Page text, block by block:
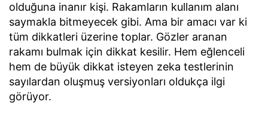
olduğuna inanır kişi. Rakamların kullanım alanı
saymakla bitmeyecek gibi. Ama bir amacı var ki
tüm dikkatleri üzerine toplar. Gözler aranan
rakamı bulmak için dikkat kesilir. Hem eğlenceli
hem de büyük dikkat isteyen zeka testlerinin
sayılardan oluşmuş versiyonları oldukça ilgi
görüyor.